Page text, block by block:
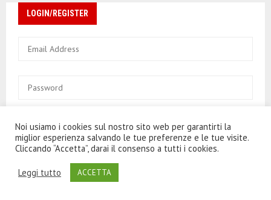
LOGIN/REGISTER
This site is protected by reCAPTCHA and the Google Privacy
PolicyandTerms of Serviceapply.
Keep me signed in until I sign out
Noi usiamo i cookies sul nostro sito web per garantirti la
miglior esperienza salvando le tue preferenze e le tue visite.
Cliccando “Accetta”, darai il consenso a tutti i cookies.
Leggi tutto ACCETTA